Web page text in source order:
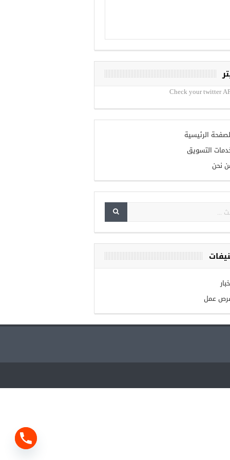
Check your twitter
الرئيسية
التسويق
نحن
عمل